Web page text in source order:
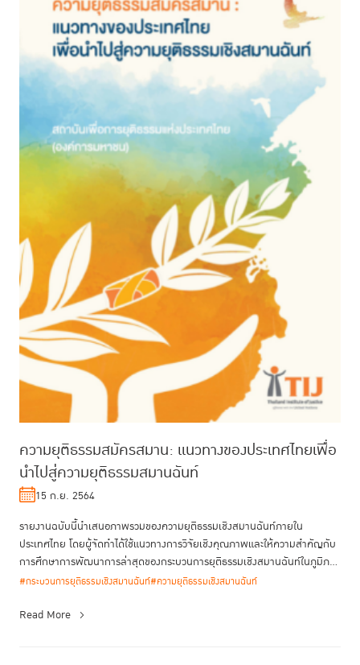
ความยุติธรรมสมัครสมาน: แนวทางของประเทศไทยเพื่อ
นำไปสู่ความยุติธรรมสมานฉันท์
15 ก.ย. 2564
รายงานฉบับนี้นำเสนอภาพรวมของความยุติธรรมเชิงสมานฉันท์ภายใน
ประเทศไทย โดยผู้จัดทำได้ใช้แนวทางการวิจัยเชิงคุณภาพและให้ความสําคัญกับ
การศึกษาการพัฒนาการล่าสุดของกระบวนการยุติธรรมเชิงสมานฉันท์ในภูมิภาค
ต่าง ...
#กระบวนการยุติธรรมเชิงสมานฉันท์#ความยุติธรรมเชิงสมานฉันท์
Read More